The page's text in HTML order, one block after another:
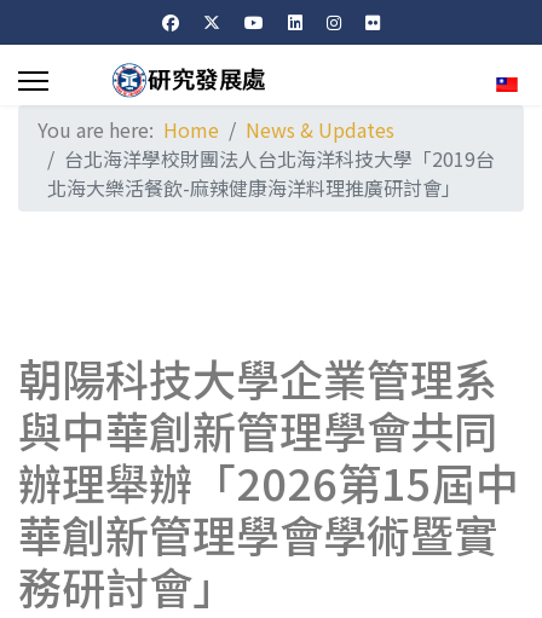
You are here: Home
News & Updates
台北海洋學校財團法人台北海洋科技大學「2019台
北海大樂活餐飲-麻辣健康海洋料理推廣研討會」
朝陽科技大學企業管理系
與中華創新管理學會共同
辦理舉辦「2026第15屆中
華創新管理學會學術暨實
務研討會」